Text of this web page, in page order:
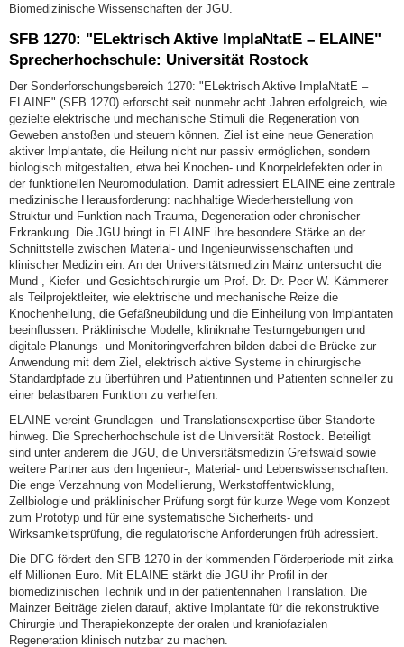
Biomedizinische Wissenschaften der JGU.
SFB 1270: "ELektrisch Aktive ImplaNtatE – ELAINE"
Sprecherhochschule: Universität Rostock
Der Sonderforschungsbereich 1270: "ELektrisch Aktive ImplaNtatE –
ELAINE" (SFB 1270) erforscht seit nunmehr acht Jahren erfolgreich, wie
gezielte elektrische und mechanische Stimuli die Regeneration von
Geweben anstoßen und steuern können. Ziel ist eine neue Generation
aktiver Implantate, die Heilung nicht nur passiv ermöglichen, sondern
biologisch mitgestalten, etwa bei Knochen- und Knorpeldefekten oder in
der funktionellen Neuromodulation. Damit adressiert ELAINE eine zentrale
medizinische Herausforderung: nachhaltige Wiederherstellung von
Struktur und Funktion nach Trauma, Degeneration oder chronischer
Erkrankung. Die JGU bringt in ELAINE ihre besondere Stärke an der
Schnittstelle zwischen Material- und Ingenieurwissenschaften und
klinischer Medizin ein. An der Universitätsmedizin Mainz untersucht die
Mund-, Kiefer- und Gesichtschirurgie um Prof. Dr. Dr. Peer W. Kämmerer
als Teilprojektleiter, wie elektrische und mechanische Reize die
Knochenheilung, die Gefäßneubildung und die Einheilung von Implantaten
beeinflussen. Präklinische Modelle, kliniknahe Testumgebungen und
digitale Planungs- und Monitoringverfahren bilden dabei die Brücke zur
Anwendung mit dem Ziel, elektrisch aktive Systeme in chirurgische
Standardpfade zu überführen und Patientinnen und Patienten schneller zu
einer belastbaren Funktion zu verhelfen.
ELAINE vereint Grundlagen- und Translationsexpertise über Standorte
hinweg. Die Sprecherhochschule ist die Universität Rostock. Beteiligt
sind unter anderem die JGU, die Universitätsmedizin Greifswald sowie
weitere Partner aus den Ingenieur-, Material- und Lebenswissenschaften.
Die enge Verzahnung von Modellierung, Werkstoffentwicklung,
Zellbiologie und präklinischer Prüfung sorgt für kurze Wege vom Konzept
zum Prototyp und für eine systematische Sicherheits- und
Wirksamkeitsprüfung, die regulatorische Anforderungen früh adressiert.
Die DFG fördert den SFB 1270 in der kommenden Förderperiode mit zirka
elf Millionen Euro. Mit ELAINE stärkt die JGU ihr Profil in der
biomedizinischen Technik und in der patientennahen Translation. Die
Mainzer Beiträge zielen darauf, aktive Implantate für die rekonstruktive
Chirurgie und Therapiekonzepte der oralen und kraniofazialen
Regeneration klinisch nutzbar zu machen.